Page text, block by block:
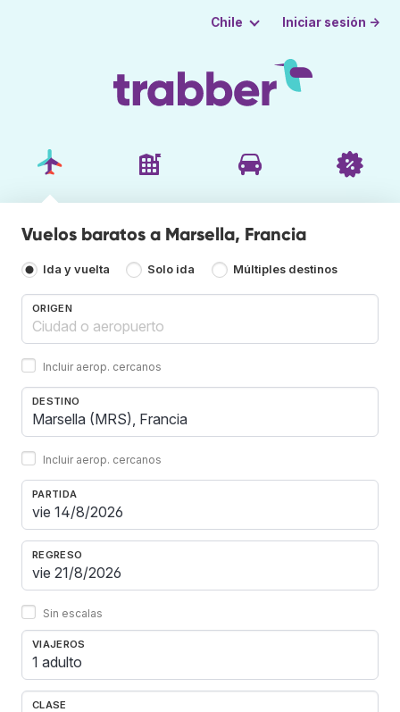
Chile Iniciar sesión →
Vuelos baratos a Marsella, Francia
Ida y vuelta Solo ida Múltiples destinos
ORIGEN
Incluir aerop. cercanos
DESTINO
Incluir aerop. cercanos
PARTIDA
REGRESO
Sin escalas
VIAJEROS
1 adulto
CLASE